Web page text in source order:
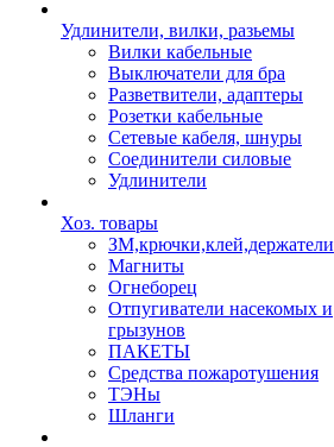
Удлинители, вилки, разьемы
Вилки кабельные
Выключатели для бра
Разветвители, адаптеры
Розетки кабельные
Сетевые кабеля, шнуры
Соединители силовые
Удлинители
Хоз. товары
ЗМ,крючки,клей,держатели
Магниты
Огнеборец
Отпугиватели насекомых и
грызунов
ПАКЕТЫ
Средства пожаротушения
ТЭНы
Шланги